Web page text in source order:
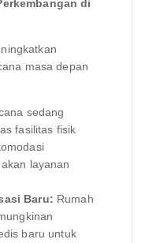
di
masa depan
sedang
fasilitas fisik
layanan
Baru: Rumah
baru untuk